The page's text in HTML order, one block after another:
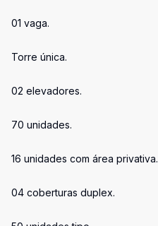
01 vaga.
Torre única.
02 elevadores.
70 unidades.
16 unidades com área privativa.
04 coberturas duplex.